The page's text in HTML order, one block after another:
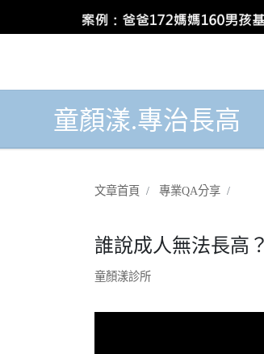
童顏漾.專治長高
文章首頁 專業QA分享
誰說成人無法長高
童顏漾診所